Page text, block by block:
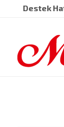
Destek